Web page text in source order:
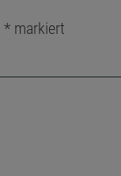
* markiert